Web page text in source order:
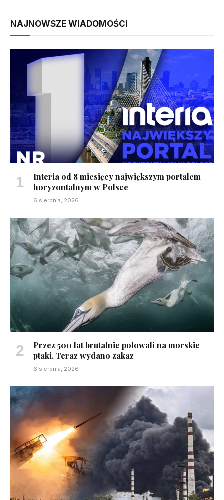
NAJNOWSZE WIADOMOŚCI
Interia od 8 miesięcy największym portalem
horyzontalnym w Polsce
6 sierpnia, 2026
Przez 500 lat brutalnie polowali na morskie
ptaki. Teraz wydano zakaz
6 sierpnia, 2026